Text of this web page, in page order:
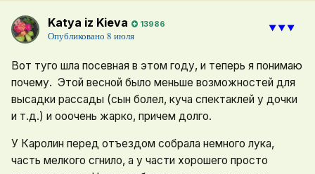
Katya iz Kieva 13986
Опубликовано 8 июля
⯆⯆⯆
Вот туго шла посевная в этом году, и теперь я понимаю
почему. Этой весной было меньше возможностей для
высадки рассады (сын болел, куча спектаклей у дочки
и т.д.) и ооочень жарко, причем долго.
У Каролин перед отъездом собрала немного лука,
часть мелкого сгнило, а у части хорошего просто